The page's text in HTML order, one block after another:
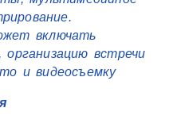
включать
организацию встречи
и видеосъемку